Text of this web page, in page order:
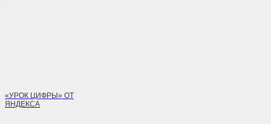
«УРОК ЦИФРЫ» ОТ
ЯНДЕКСА